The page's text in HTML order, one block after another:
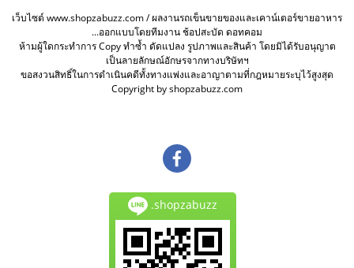
เว็บไซต์ www.shopzabuzz.com / ผลงานรถเข็นขายของและเคาน์เตอร์ขายอาหาร
...ออกแบบโดยทีมงาน ช้อปสะบัด ดอทคอม
ห้ามผู้ใดกระทำการ Copy ทำซ้ำ ดัดแปลง รูปภาพและสินค้า โดยมิได้รับอนุญาต
เป็นลายลักษณ์อักษรจากทางบริษัทฯ
ขอสงวนสิทธิ์ในการดำเนินคดีทั้งทางแพ่งและอาญาตามที่กฎหมายระบุไว้สูงสุด
Copyright by shopzabuzz.com
.shopzabuzz